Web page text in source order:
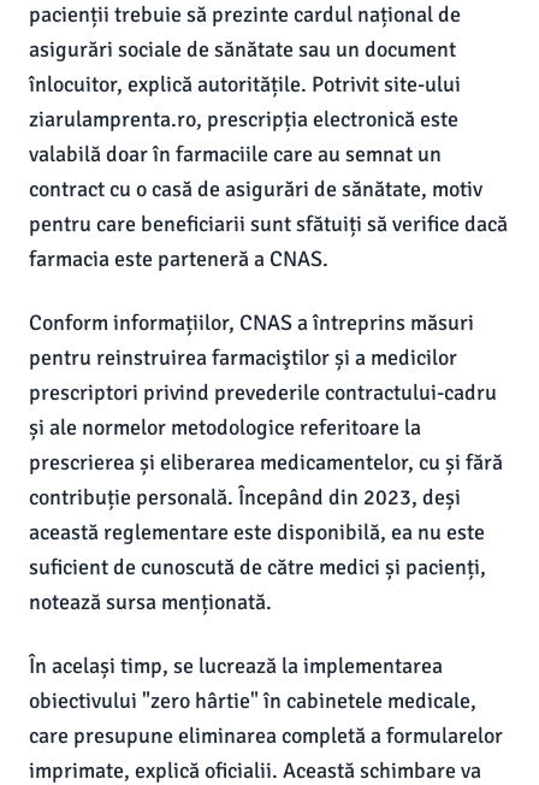
pacienții trebuie să prezinte cardul național de
asigurări sociale de sănătate sau un document
înlocuitor, explică autoritățile. Potrivit site-ului
ziarulamprenta.ro, prescripția electronică este
valabilă doar în farmaciile care au semnat un
contract cu o casă de asigurări de sănătate, motiv
pentru care beneficiarii sunt sfătuiți să verifice dacă
farmacia este parteneră a CNAS.
Conform informațiilor, CNAS a întreprins măsuri
pentru reinstruirea farmaciştilor și a medicilor
prescriptori privind prevederile contractului-cadru
și ale normelor metodologice referitoare la
prescrierea și eliberarea medicamentelor, cu și fără
contribuție personală. Începând din 2023, deși
această reglementare este disponibilă, ea nu este
suficient de cunoscută de către medici și pacienți,
notează sursa menționată.
În același timp, se lucrează la implementarea
obiectivului "zero hârtie" în cabinetele medicale,
care presupune eliminarea completă a formularelor
imprimate, explică oficialii. Această schimbare va